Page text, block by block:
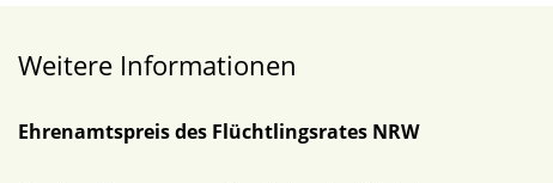
Weitere Informationen
Ehrenamtspreis des Flüchtlingsrates NRW